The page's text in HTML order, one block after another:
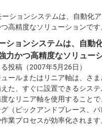
ションシステムは、自動
力かつ高精度なソリュー
投稿（2007年5月26日）
ュールまたはリニア軸は、さ
た、すぐに設置できるシス
なリニア軸を使用すること
（ピックアンドプレース、
業プロセスが効率化されます